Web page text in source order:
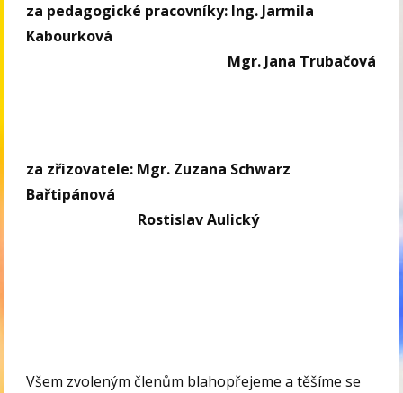
za pedagogické pracovníky: Ing. Jarmila
Kabourková
Mgr. Jana Trubačová
za zřizovatele: Mgr. Zuzana Schwarz
Bařtipánová
Rostislav Aulický
Všem zvoleným členům blahopřejeme a těšíme se